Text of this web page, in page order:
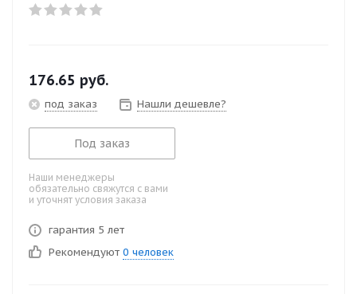
176.65 руб.
под заказ Нашли дешевле?
Под заказ
Наши менеджеры
обязательно свяжутся с вами
и уточнят условия заказа
гарантия 5 лет
Рекомендуют 0 человек